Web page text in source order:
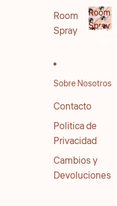
Room
Spray
Room
Spray
Room
Sobre Nosotros
Contacto
Politica de
Privacidad
Cambios y
Devoluciones